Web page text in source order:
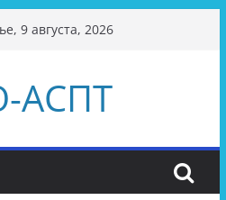
9 августа, 2026
АСПТ